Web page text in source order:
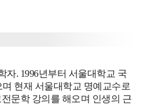
자. 1996년부터 서울대학교 국
현재 서울대학교 명예교수로
문학 강의를 해오며 인생의 근